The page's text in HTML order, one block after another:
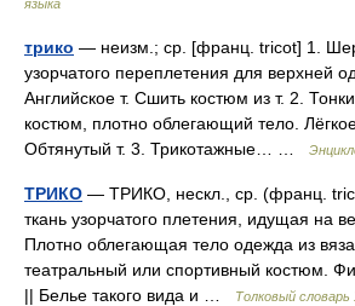
языка
трико — неизм.; ср. [франц. tricot] 1.
узорчатого переплетения для верхней
Английское т. Сшить костюм из т. 2.
костюм, плотно облегающий тело. Лёгкое
Обтянутый т. 3. Трикотажные… …
ТРИКО — ТРИКО, нескл., ср. (франц.
ткань узорчатого плетения, идущая на
Плотно облегающая тело одежда из
театральный или спортивный костюм.
|| Белье такого вида и …
Толковый